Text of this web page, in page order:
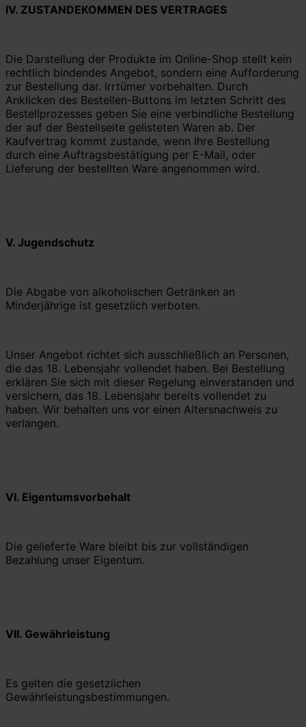
IV. ZUSTANDEKOMMEN DES VERTRAGES
Die Darstellung der Produkte im Online-Shop stellt kein
rechtlich bindendes Angebot, sondern eine Aufforderung
zur Bestellung dar. Irrtümer vorbehalten. Durch
Anklicken des Bestellen-Buttons im letzten Schritt des
Bestellprozesses geben Sie eine verbindliche Bestellung
der auf der Bestellseite gelisteten Waren ab. Der
Kaufvertrag kommt zustande, wenn Ihre Bestellung
durch eine Auftragsbestätigung per E-Mail, oder
Lieferung der bestellten Ware angenommen wird.
V. Jugendschutz
Die Abgabe von alkoholischen Getränken an
Minderjährige ist gesetzlich verboten.
Unser Angebot richtet sich ausschließlich an Personen,
die das 18. Lebensjahr vollendet haben. Bei Bestellung
erklären Sie sich mit dieser Regelung einverstanden und
versichern, das 18. Lebensjahr bereits vollendet zu
haben. Wir behalten uns vor einen Altersnachweis zu
verlangen.
VI. Eigentumsvorbehalt
Die gelieferte Ware bleibt bis zur vollständigen
Bezahlung unser Eigentum.
VII. Gewährleistung
Es gelten die gesetzlichen
Gewährleistungsbestimmungen.